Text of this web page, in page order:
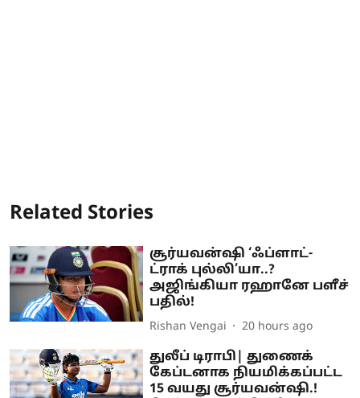
Related Stories
சூர்யவன்ஷி ‘ஃப்ளாட்-
ட்ராக் புல்லி’யா..?
அஜிங்கியா ரஹானே பளீச்
பதில்!
Rishan Vengai 20 hours ago
துலீப் டிராபி| துணைக்
கேப்டனாக நியமிக்கப்பட்ட
15 வயது சூர்யவன்ஷி.!